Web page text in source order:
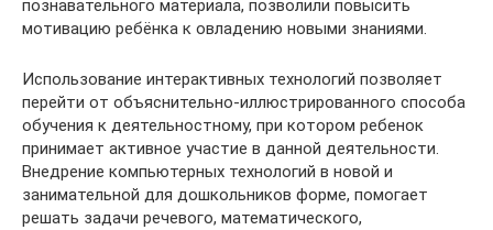
познавательного материала, позволили повысить
мотивацию ребёнка к овладению новыми знаниями.
Использование интерактивных технологий позволяет
перейти от объяснительно-иллюстрированного способа
обучения к деятельностному, при котором ребенок
принимает активное участие в данной деятельности.
Внедрение компьютерных технологий в новой и
занимательной для дошкольников форме, помогает
решать задачи речевого, математического,